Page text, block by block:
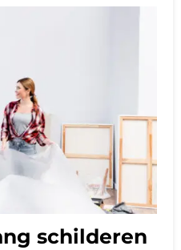
schilderen